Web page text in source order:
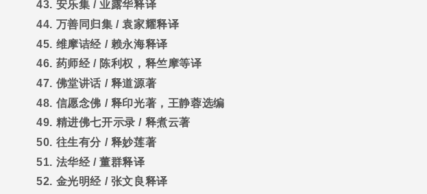
43. 安乐集 /业露华释译
44. 万善同归集 /袁家耀释译
45. 维摩诘经 / 赖永海释译
46. 药师经/ 陈利权，释竺摩等译
47. 佛堂讲话 / 释道源著
48. 信愿念佛 / 释印光著，王静蓉选编
49. 精进佛七开示录 / 释煮云著
50. 往生有分 / 释妙莲著
51. 法华经/董群释译
52. 金光明经 / 张文良释译